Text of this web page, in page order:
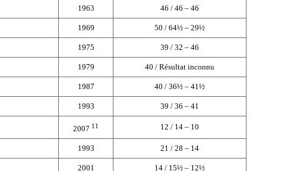
1963 46 / 46 – 46
1969 50 / 64½ – 29½
1975 39 / 32 – 46
1979 40 / Résultat inconnu
1987 40 / 36½ – 41½
1993 39 / 36 – 41
2007 11 12 / 14 – 10
1993 21 / 28 – 14
2001 14 / 15½ – 12½